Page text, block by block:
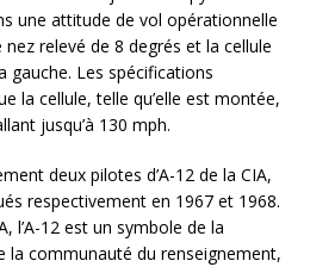
une attitude de vol opérationnelle
relevé de 8 degrés et la cellule
gauche. Les spécifications
la cellule, telle qu’elle est montée,
jusqu’à 130 mph.
deux pilotes d’A-12 de la CIA,
respectivement en 1967 et 1968.
l’A-12 est un symbole de la
la communauté du renseignement,